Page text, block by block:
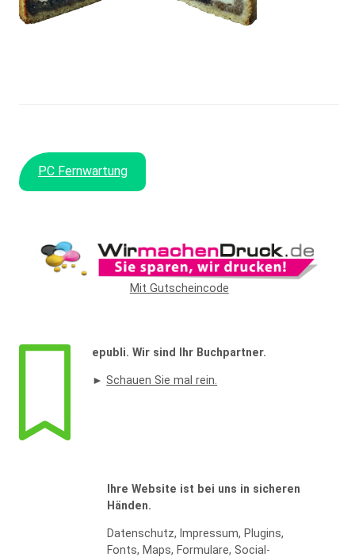
PC Fernwartung
Mit Gutscheincode
epubli. Wir sind Ihr Buchpartner.
►Schauen Sie mal rein.
Ihre Website ist bei uns in sicheren
Händen.
Datenschutz, Impressum, Plugins,
Fonts, Maps, Formulare, Social-
Widerrufsformular
WIDERRUF BESTÄTIGEN